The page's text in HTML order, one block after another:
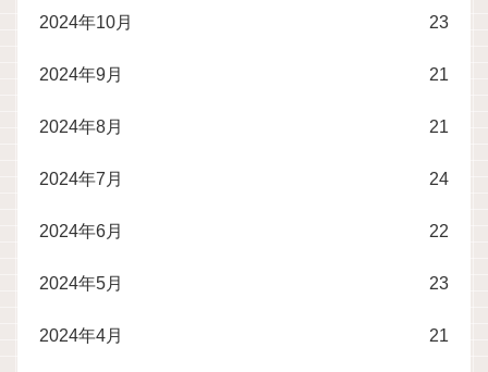
2024年10月 23
2024年9月 21
2024年8月 21
2024年7月 24
2024年6月 22
2024年5月 23
2024年4月 21